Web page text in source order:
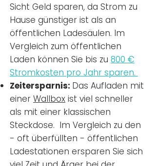
Sicht Geld sparen, da Strom zu
Hause günstiger ist als an
öffentlichen Ladesäulen. Im
Vergleich zum öffentlichen
Laden können Sie bis zu 800 €
Stromkosten pro Jahr sparen.
Zeitersparnis: Das Aufladen mit
einer Wallbox ist viel schneller
als mit einer klassischen
Steckdose. Im Vergleich zu den
- oft überfüllten - öffentlichen
Ladestationen ersparen Sie sich